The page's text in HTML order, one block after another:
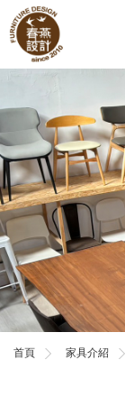
首頁 家具介紹
Cookie管理面板